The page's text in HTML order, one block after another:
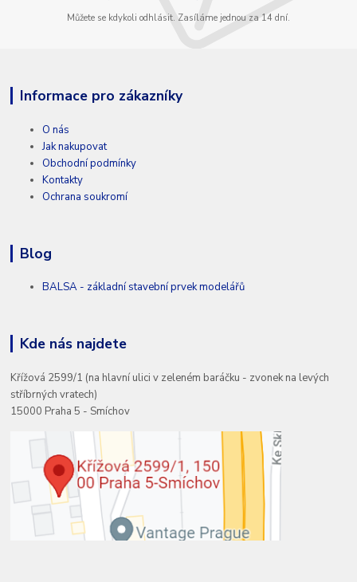
Můžete se kdykoli odhlásit. Zasíláme jednou za 14 dní.
Informace pro zákazníky
O nás
Jak nakupovat
Obchodní podmínky
Kontakty
Ochrana soukromí
Blog
BALSA - základní stavební prvek modelářů
Kde nás najdete
Křížová 2599/1 (na hlavní ulici v zeleném baráčku - zvonek na levých
stříbrných vratech)
15000 Praha 5 - Smíchov